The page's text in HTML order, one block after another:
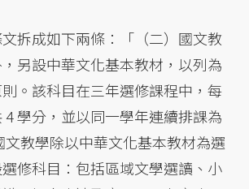
拆成如下兩條：「（二）國文教
另設中華文化基本教材，以列為
。該科目在三年選修課程中，每
4 學分，並以同一學年連續排課為
文教學除以中華文化基本教材為選
修科目：包括區域文學選讀、小